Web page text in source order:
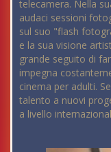
telecamera. Nella
audaci sessioni
sul suo "flash
e la sua visione
grande seguito di
impegna
cinema per adulti.
talento a nuovi
a livello